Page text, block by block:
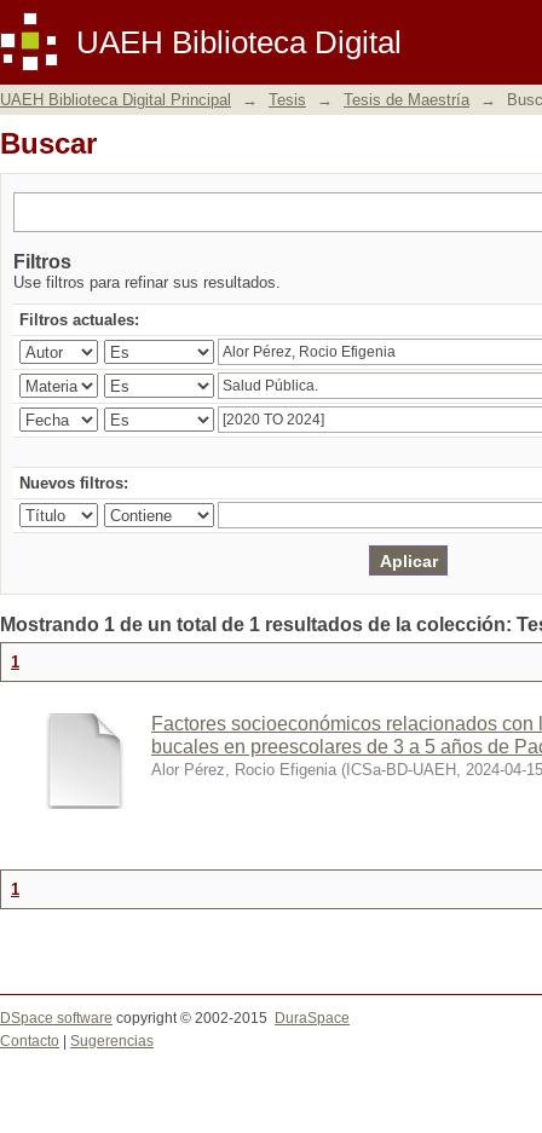
UAEH Biblioteca Digital
Buscar
UAEH Biblioteca Digital Principal → Tesis → Tesis de Maestría →
Buscar
Filtros
Use filtros para refinar sus resultados.
Filtros actuales:
Nuevos filtros:
Mostrando 1 de un total de 1 resultados de la colección:
1
Factores socioeconómicos relacionados
bucales en preescolares de 3 a 5 años de
Alor Pérez, Rocio Efigenia ( ICSa-BD-UAEH , 2024-04-15
1
DSpace software copyright © 2002-2015
DuraSpace
Contacto
Sugerencias